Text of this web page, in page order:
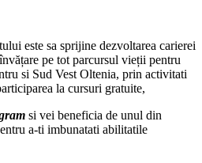
este sa sprijine dezvoltarea carierei
pe tot parcursul vieții pentru
si Sud Vest Oltenia, prin activitati
la cursuri gratuite,
si vei beneficia de unul din
a-ti imbunatati abilitatile